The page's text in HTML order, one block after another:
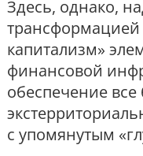
Здесь, однако,
капитализм»
финансовой
обеспечение
с упомянутым